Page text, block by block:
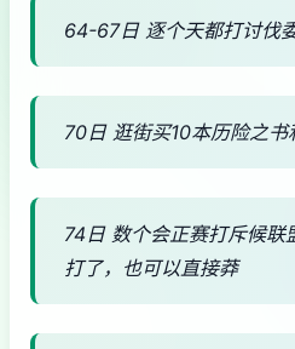
64-67日 逐个天都打讨伐
70日 逛街买10本历险之书
74日 数个会正赛打斥候联
打了，也可以直接莽